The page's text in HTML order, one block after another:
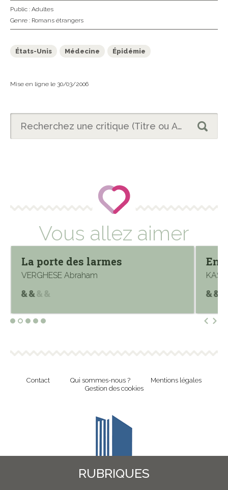
Public : Adultes
Genre : Romans étrangers
États-Unis Médecine Épidémie
Mise en ligne le 30/03/2006
Vous allez aimer
La porte des larmes
VERGHESE Abraham
En
RUBRIQUES
Contact Qui sommes-nous ?
Mentions légales
Gestion des cookies
Revue en ligne de l'Union Nationale Culture et Bibliothèques Pour Tous